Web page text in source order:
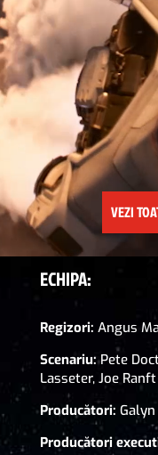
VEZI
ECHIPA:
Regizori: Angus
Scenariu:Pete
Lasseter, Joe Ranft
Producători:
Producători